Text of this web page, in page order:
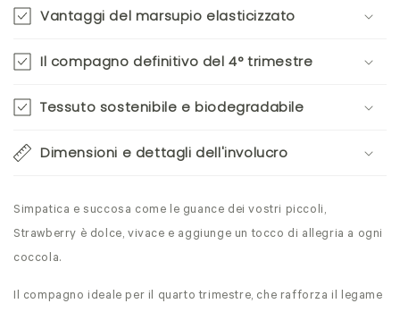
Vantaggi del marsupio elasticizzato
Il compagno definitivo del 4° trimestre
Tessuto sostenibile e biodegradabile
Dimensioni e dettagli dell'involucro
Simpatica e succosa come le guance dei vostri piccoli,
Strawberry è dolce, vivace e aggiunge un tocco di allegria a ogni
coccola.
Il compagno ideale per il quarto trimestre, che rafforza il legame